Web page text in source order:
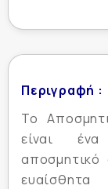
Περιγραφή :
Το
είναι ένα